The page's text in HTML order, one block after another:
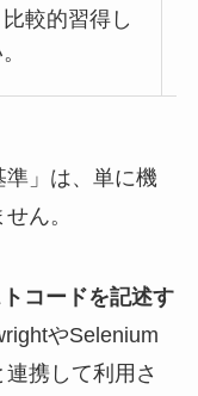
較的習得し
準」は、単に機
ん。
コードを記述す
やSelenium
携して利用さ